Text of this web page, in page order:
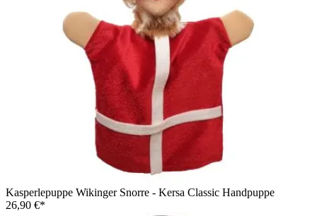
Kasperlepuppe Wikinger Snorre - Kersa Classic Handpuppe
26,90 €*